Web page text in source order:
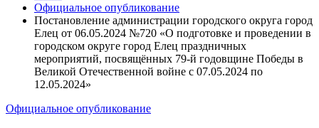
Официальное опубликование
Постановление администрации городского округа город
Елец от 06.05.2024 №720 «О подготовке и проведении в
городском округе город Елец праздничных
мероприятий, посвящённых 79-й годовщине Победы в
Великой Отечественной войне с 07.05.2024 по
12.05.2024»
Официальное опубликование